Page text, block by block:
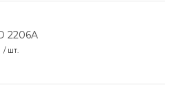
2206A
/ шт.